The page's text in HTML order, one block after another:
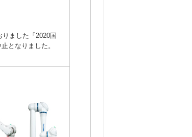
ました「2020国
となりました。